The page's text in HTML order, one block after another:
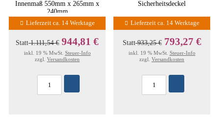
Innenmaß 550mm x 265mm x
240mm
Lieferzeit ca. 14 Werktage
Statt1.111,54 € 944,81 €
inkl. 19 % MwSt. Steuer-Info
zzgl. Versandkosten
Sicherheitsdeckel
Lieferzeit ca. 14 Werktage
Statt933,25 € 793,27 €
inkl. 19 % MwSt. Steuer-Info
zzgl. Versandkosten